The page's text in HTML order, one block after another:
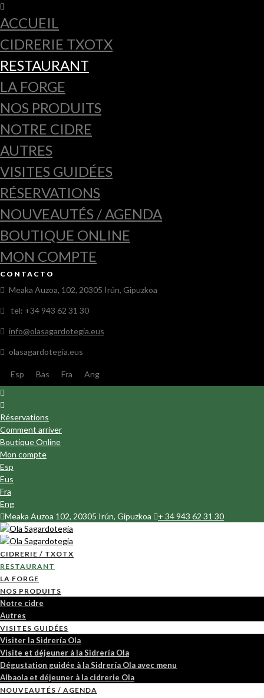
ACCUEIL
CIDRERIE TXOTX
RESTAURANT
LA FORGE
NOS PRODUITS
NOTRE CIDRE
AUTRES
VISITES GUIDÉES
RÉSERVATIONS
NOUVEAUTÉS / AGENDA
BOUTIQUE ONLINE
MON COMPTE
CONTACTO
Meaka Auzoa, 102, 20305 Irún, Gipuzkoa
tel: +34 943 62 31 30
info@olasagardotegia.eus
olasagardotegia.eus
Esp Bas Fra Ang
Réservations
Comment arriver
Boutique Online
Mon compte
Esp
Eus
Fra
Eng
Meaka Auzoa 102, 20305 Irún, Gipuzkoa
+ 34 943 62 31 30
CIDRERIE / TXOTX
RESTAURANT
LA FORGE
NOS PRODUITS
Notre cidre
Autres
VISITES GUIDÉES
Visiter la Sidrería Ola
Visite et déjeuner à la Sidrería Ola
Dégustation guidée à la Sidrería Ola avec menu
Albaola et déjeuner à la cidrerie Ola
NOUVEAUTÉS / AGENDA